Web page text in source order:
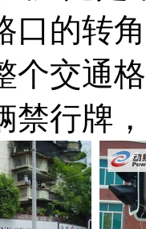
口的转
个交通
禁行牌，